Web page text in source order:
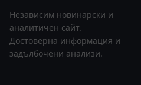
Независим новинарски и
аналитичен сайт.
Достоверна информация и
задълбочени анализи.